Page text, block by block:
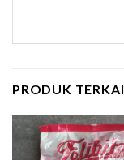
PRODUK